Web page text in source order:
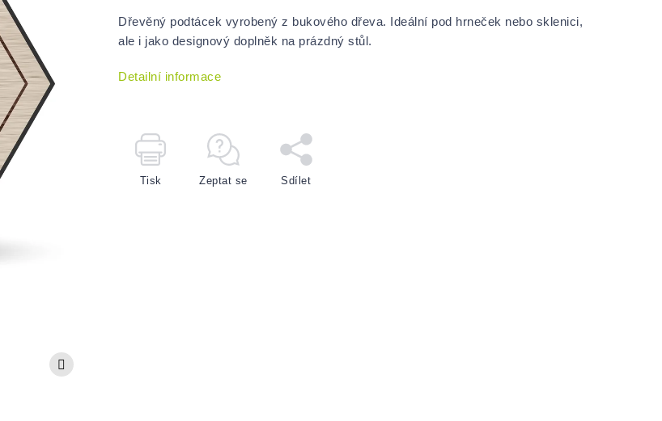
Dřevěný podtácek vyrobený z bukového dřeva. Ideální pod hrneček nebo sklenici,
ale i jako designový doplněk na prázdný stůl.
Detailní informace
Tisk Zeptat se Sdílet